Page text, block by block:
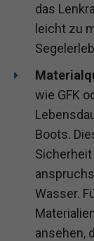
das
leicht zu
wie GFK
Boots.
Wasser.
ansehen,